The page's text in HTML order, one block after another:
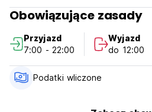
kiedykolwiek miałeś. Szereg
przygodowych na bezkresne
krystalicznie nawodnione jezioro
dziewicze pustkowia Azji, gdzie
dinozaurów - pustynia Gobi,
Imperium Mongołów; i zwyczaje
Obowiązujące zasady
Przyjazd
7:00 - 22:00
Wyjazd
do 12:00
Podatki wliczone